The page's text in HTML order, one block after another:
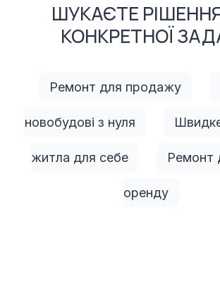
ШУКАЄТЕ
КОНКРЕТНОЇ
Ремонт для продажу
новобудові з нуля
житла для себе Ремонт
оренду